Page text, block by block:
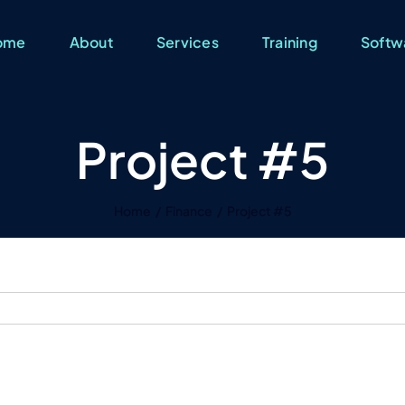
About Services Training
Project #5